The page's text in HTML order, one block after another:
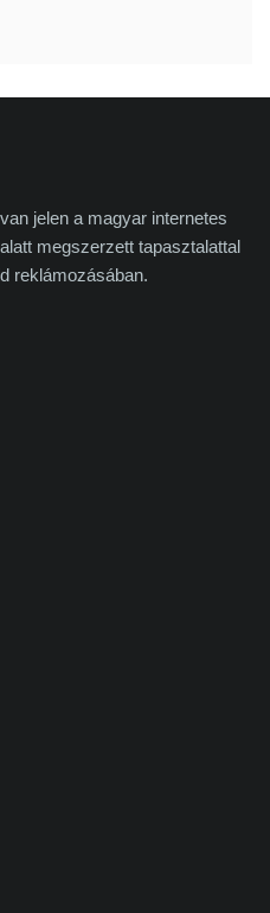
jelen a magyar internetes
megszerzett tapasztalattal
reklámozásában.